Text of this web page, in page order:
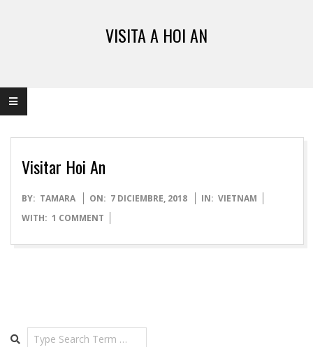
VISITA A HOI AN
Visitar Hoi An
2018-
12-
BY: TAMARA ON: 7 DICIEMBRE, 2018 IN: VIETNAM
WITH: 1 COMMENT
Search